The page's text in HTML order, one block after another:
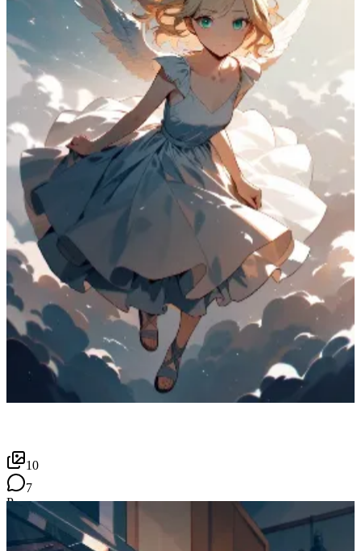
10
7
P